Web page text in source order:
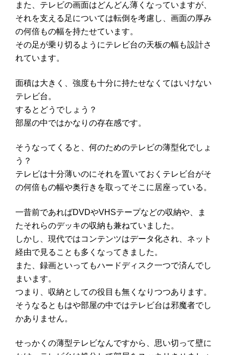
また、テレビの画面はどんどん薄くなっていますが、
それを支える足については転倒を考慮し、画面の厚み
の何倍もの幅を持たせています。
その足が乗り切るようにテレビ台の天板の幅も設計さ
れています。
面積は大きく、強度も十分に持たせなくてはいけない
テレビ台。
するとどうでしょう？
部屋の中ではかなりの存在感です。
そうなってくると、何のためのテレビの薄型化でしょ
う？
テレビは十分薄いのにそれを置いておくテレビ台がそ
の何倍もの幅や奥行きを取ってそこに居座っている。
一昔前であればDVDやVHSテープなどの収納や、ま
たそれらのデッキの収納も兼ねていました。
しかし、現代ではコンテンツはデータ化され、ネット
経由で見ることも多くなってきました。
また、録画といってもハードディスク一つで済んでし
まいます。
つまり、収納としての役目も無くなりつつあります。
そうなるともはや部屋の中ではテレビ台は邪魔者でし
かありません。
せっかくの薄型テレビなんですから、思い切って壁に